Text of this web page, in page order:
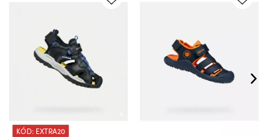
KÓD: EXTRA20